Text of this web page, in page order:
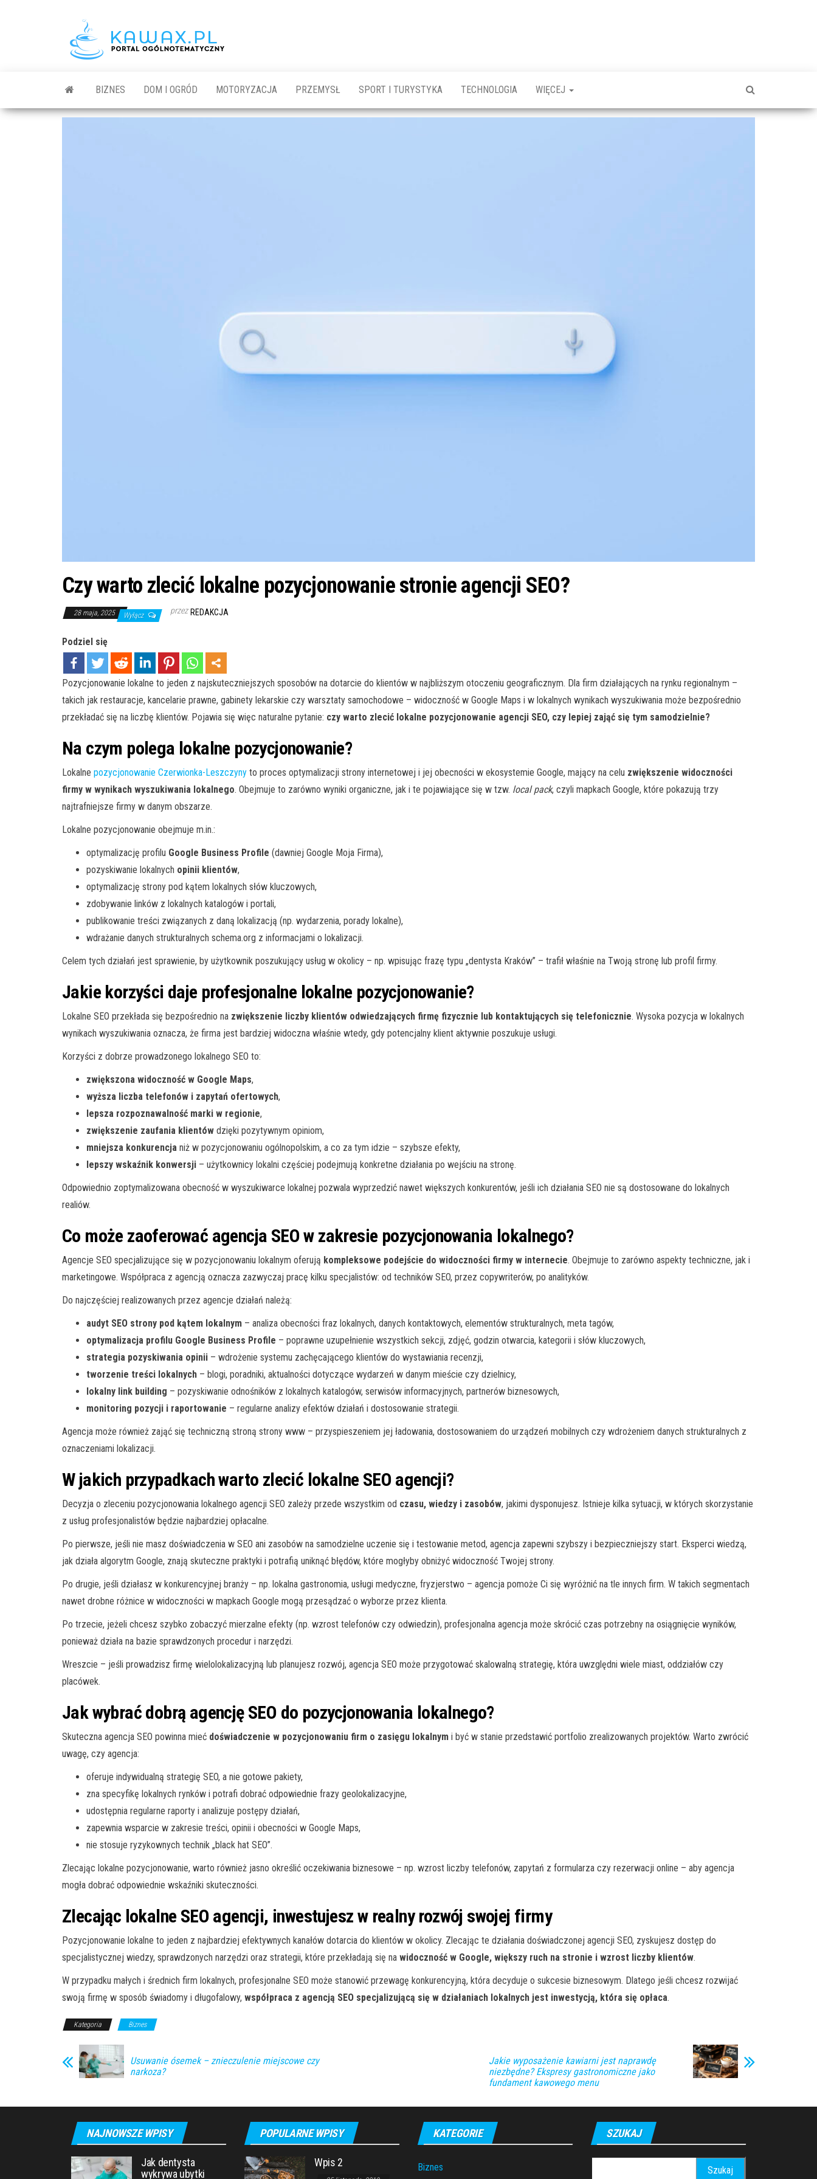
BIZNES DOM I OGRÓD MOTORYZACJA PRZEMYSŁ SPORT I TURYSTYKA TECHNOLOGIA WIĘCEJ
Czy warto zlecić lokalne pozycjonowanie stronie agencji SEO?
28 maja, 2025 Wyłącz przez REDAKCJA
Podziel się
Pozycjonowanie lokalne to jeden z najskuteczniejszych sposobów na dotarcie do klientów w najbliższym otoczeniu geograficznym. Dla firm działających na rynku regionalnym –
takich jak restauracje, kancelarie prawne, gabinety lekarskie czy warsztaty samochodowe – widoczność w Google Maps i w lokalnych wynikach wyszukiwania może bezpośrednio
przekładać się na liczbę klientów. Pojawia się więc naturalne pytanie: czy warto zlecić lokalne pozycjonowanie agencji SEO, czy lepiej zająć się tym samodzielnie?
Na czym polega lokalne pozycjonowanie?
Lokalne pozycjonowanie Czerwionka-Leszczyny to proces optymalizacji strony internetowej i jej obecności w ekosystemie Google, mający na celu zwiększenie widoczności
firmy w wynikach wyszukiwania lokalnego. Obejmuje to zarówno wyniki organiczne, jak i te pojawiające się w tzw. local pack, czyli mapkach Google, które pokazują trzy
najtrafniejsze firmy w danym obszarze.
Lokalne pozycjonowanie obejmuje m.in.:
optymalizację profilu Google Business Profile (dawniej Google Moja Firma),
pozyskiwanie lokalnych opinii klientów,
optymalizację strony pod kątem lokalnych słów kluczowych,
zdobywanie linków z lokalnych katalogów i portali,
publikowanie treści związanych z daną lokalizacją (np. wydarzenia, porady lokalne),
wdrażanie danych strukturalnych schema.org z informacjami o lokalizacji.
Celem tych działań jest sprawienie, by użytkownik poszukujący usług w okolicy – np. wpisując frazę typu „dentysta Kraków” – trafił właśnie na Twoją stronę lub profil firmy.
Jakie korzyści daje profesjonalne lokalne pozycjonowanie?
Lokalne SEO przekłada się bezpośrednio na zwiększenie liczby klientów odwiedzających firmę fizycznie lub kontaktujących się telefonicznie. Wysoka pozycja w lokalnych
wynikach wyszukiwania oznacza, że firma jest bardziej widoczna właśnie wtedy, gdy potencjalny klient aktywnie poszukuje usługi.
Korzyści z dobrze prowadzonego lokalnego SEO to:
zwiększona widoczność w Google Maps,
wyższa liczba telefonów i zapytań ofertowych,
lepsza rozpoznawalność marki w regionie,
zwiększenie zaufania klientów dzięki pozytywnym opiniom,
mniejsza konkurencja niż w pozycjonowaniu ogólnopolskim, a co za tym idzie – szybsze efekty,
lepszy wskaźnik konwersji – użytkownicy lokalni częściej podejmują konkretne działania po wejściu na stronę.
Odpowiednio zoptymalizowana obecność w wyszukiwarce lokalnej pozwala wyprzedzić nawet większych konkurentów, jeśli ich działania SEO nie są dostosowane do lokalnych
realiów.
Co może zaoferować agencja SEO w zakresie pozycjonowania lokalnego?
Agencje SEO specjalizujące się w pozycjonowaniu lokalnym oferują kompleksowe podejście do widoczności firmy w internecie. Obejmuje to zarówno aspekty techniczne, jak i
marketingowe. Współpraca z agencją oznacza zazwyczaj pracę kilku specjalistów: od techników SEO, przez copywriterów, po analityków.
Do najczęściej realizowanych przez agencje działań należą:
audyt SEO strony pod kątem lokalnym – analiza obecności fraz lokalnych, danych kontaktowych, elementów strukturalnych, meta tagów,
optymalizacja profilu Google Business Profile – poprawne uzupełnienie wszystkich sekcji, zdjęć, godzin otwarcia, kategorii i słów kluczowych,
strategia pozyskiwania opinii – wdrożenie systemu zachęcającego klientów do wystawiania recenzji,
tworzenie treści lokalnych – blogi, poradniki, aktualności dotyczące wydarzeń w danym mieście czy dzielnicy,
lokalny link building – pozyskiwanie odnośników z lokalnych katalogów, serwisów informacyjnych, partnerów biznesowych,
monitoring pozycji i raportowanie – regularne analizy efektów działań i dostosowanie strategii.
Agencja może również zająć się techniczną stroną strony www – przyspieszeniem jej ładowania, dostosowaniem do urządzeń mobilnych czy wdrożeniem danych strukturalnych z
oznaczeniami lokalizacji.
W jakich przypadkach warto zlecić lokalne SEO agencji?
Decyzja o zleceniu pozycjonowania lokalnego agencji SEO zależy przede wszystkim od czasu, wiedzy i zasobów, jakimi dysponujesz. Istnieje kilka sytuacji, w których skorzystanie
z usług profesjonalistów będzie najbardziej opłacalne.
Po pierwsze, jeśli nie masz doświadczenia w SEO ani zasobów na samodzielne uczenie się i testowanie metod, agencja zapewni szybszy i bezpieczniejszy start. Eksperci wiedzą,
jak działa algorytm Google, znają skuteczne praktyki i potrafią uniknąć błędów, które mogłyby obniżyć widoczność Twojej strony.
Po drugie, jeśli działasz w konkurencyjnej branży – np. lokalna gastronomia, usługi medyczne, fryzjerstwo – agencja pomoże Ci się wyróżnić na tle innych firm. W takich segmentach
nawet drobne różnice w widoczności w mapkach Google mogą przesądzać o wyborze przez klienta.
Po trzecie, jeżeli chcesz szybko zobaczyć mierzalne efekty (np. wzrost telefonów czy odwiedzin), profesjonalna agencja może skrócić czas potrzebny na osiągnięcie wyników,
ponieważ działa na bazie sprawdzonych procedur i narzędzi.
Wreszcie – jeśli prowadzisz firmę wielolokalizacyjną lub planujesz rozwój, agencja SEO może przygotować skalowalną strategię, która uwzględni wiele miast, oddziałów czy
placówek.
Jak wybrać dobrą agencję SEO do pozycjonowania lokalnego?
Skuteczna agencja SEO powinna mieć doświadczenie w pozycjonowaniu firm o zasięgu lokalnym i być w stanie przedstawić portfolio zrealizowanych projektów. Warto zwrócić
uwagę, czy agencja:
oferuje indywidualną strategię SEO, a nie gotowe pakiety,
zna specyfikę lokalnych rynków i potrafi dobrać odpowiednie frazy geolokalizacyjne,
udostępnia regularne raporty i analizuje postępy działań,
zapewnia wsparcie w zakresie treści, opinii i obecności w Google Maps,
nie stosuje ryzykownych technik „black hat SEO”.
Zlecając lokalne pozycjonowanie, warto również jasno określić oczekiwania biznesowe – np. wzrost liczby telefonów, zapytań z formularza czy rezerwacji online – aby agencja
mogła dobrać odpowiednie wskaźniki skuteczności.
Zlecając lokalne SEO agencji, inwestujesz w realny rozwój swojej firmy
Pozycjonowanie lokalne to jeden z najbardziej efektywnych kanałów dotarcia do klientów w okolicy. Zlecając te działania doświadczonej agencji SEO, zyskujesz dostęp do
specjalistycznej wiedzy, sprawdzonych narzędzi oraz strategii, które przekładają się na widoczność w Google, większy ruch na stronie i wzrost liczby klientów.
W przypadku małych i średnich firm lokalnych, profesjonalne SEO może stanowić przewagę konkurencyjną, która decyduje o sukcesie biznesowym. Dlatego jeśli chcesz rozwijać
swoją firmę w sposób świadomy i długofalowy, współpraca z agencją SEO specjalizującą się w działaniach lokalnych jest inwestycją, która się opłaca.
Kategoria Biznes
Usuwanie ósemek – znieczulenie miejscowe czy
narkoza?
Jakie wyposażenie kawiarni jest naprawdę
niezbędne? Ekspresy gastronomiczne jako
fundament kawowego menu
NAJNOWSZE WPISY
Jak dentysta
wykrywa ubytki
POPULARNE WPISY
Wpis 2
KATEGORIE
Biznes
SZUKAJ